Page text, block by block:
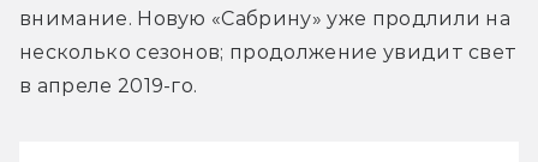
внимание. Новую «Сабрину» уже продлили на
несколько сезонов; продолжение увидит свет
в апреле 2019-го.